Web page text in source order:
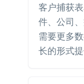
客户捕获
件、公司
需要更多
长的形式提